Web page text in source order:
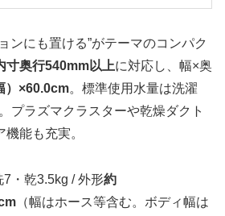
ンにも置ける”がテーマのコンパク
寸奥行540mm以上に対応し、幅×奥
）×60.0cm。標準使用水量は洗濯
プラズマクラスターや乾燥ダクト
能も充実。
7・乾3.5kg / 外形約
（幅はホース等含む。ボディ幅は